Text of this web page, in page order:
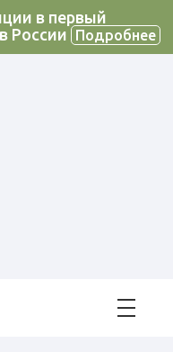
в первый
России
Подробнее